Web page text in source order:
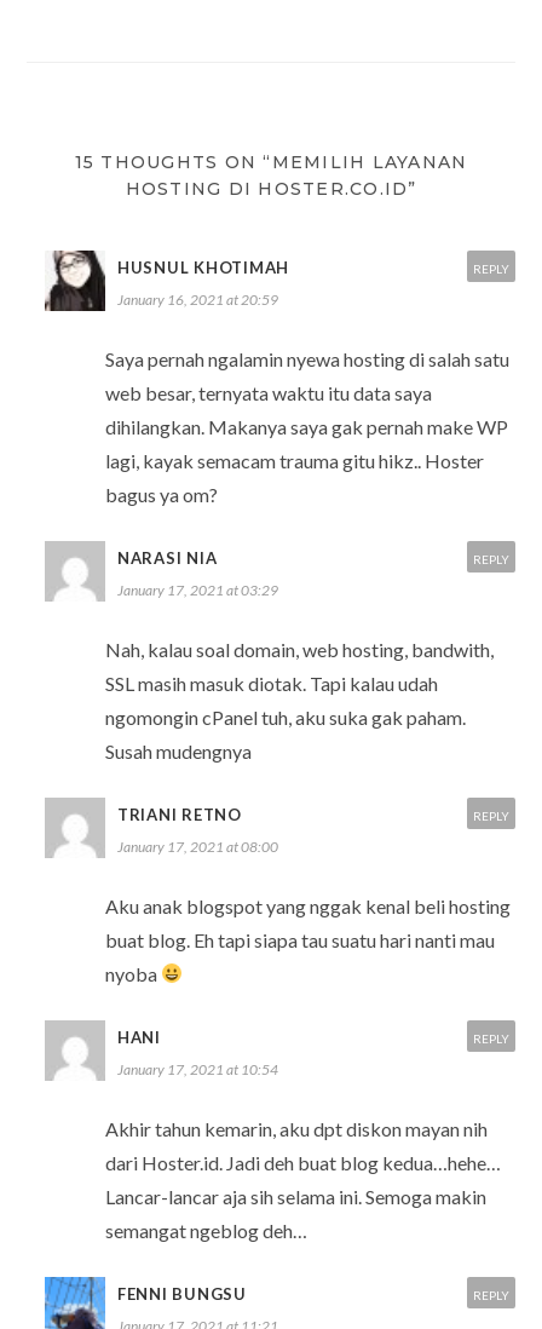
15 THOUGHTS ON “MEMILIH LAYANAN
HOSTING DI HOSTER.CO.ID”
HUSNUL KHOTIMAH
January 16, 2021 at 20:59
Saya pernah ngalamin nyewa hosting di salah satu
web besar, ternyata waktu itu data saya
dihilangkan. Makanya saya gak pernah make WP
lagi, kayak semacam trauma gitu hikz.. Hoster
bagus ya om?
REPLY
NARASI NIA
January 17, 2021 at 03:29
Nah, kalau soal domain, web hosting, bandwith,
SSL masih masuk diotak. Tapi kalau udah
ngomongin cPanel tuh, aku suka gak paham.
Susah mudengnya
REPLY
TRIANI RETNO
January 17, 2021 at 08:00
Aku anak blogspot yang nggak kenal beli hosting
buat blog. Eh tapi siapa tau suatu hari nanti mau
nyoba
REPLY
HANI
January 17, 2021 at 10:54
Akhir tahun kemarin, aku dpt diskon mayan nih
dari Hoster.id. Jadi deh buat blog kedua…hehe…
Lancar-lancar aja sih selama ini. Semoga makin
semangat ngeblog deh…
REPLY
FENNI BUNGSU REPLY